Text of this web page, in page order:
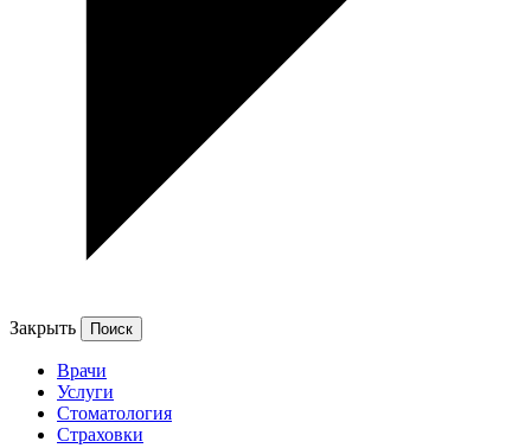
Закрыть
Врачи
Услуги
Стоматология
Страховки